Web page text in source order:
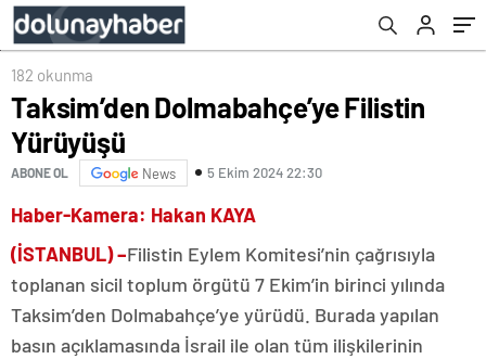
182 okunma
Taksim’den Dolmabahçe’ye Filistin
Yürüyüşü
ABONE OL News 5 Ekim 2024 22:30
Haber-Kamera: Hakan KAYA
(İSTANBUL) –Filistin Eylem Komitesi’nin çağrısıyla
toplanan sicil toplum örgütü 7 Ekim’in birinci yılında
Taksim’den Dolmabahçe’ye yürüdü. Burada yapılan
basın açıklamasında İsrail ile olan tüm ilişkilerinin